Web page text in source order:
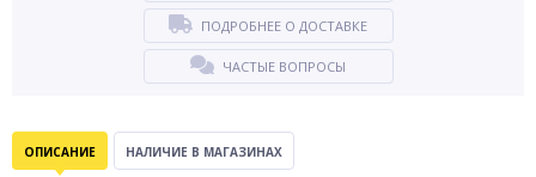
ПОДРОБНЕЕ О ДОСТАВКЕ
ЧАСТЫЕ ВОПРОСЫ
ОПИСАНИЕ НАЛИЧИЕ В МАГАЗИНАХ